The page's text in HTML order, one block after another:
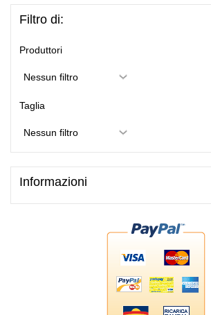
Filtro di:
Produttori
Taglia
Informazioni